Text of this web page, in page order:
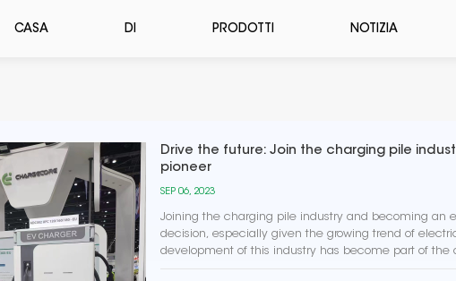
CASA DI PRODOTTI NOTIZIA
Drive the future: Join the charging pile
pioneer
SEP 06, 2023
Joining the charging pile industry and becoming an
decision, especially given the growing trend of
development of this industry has become part of the
renewable energy sources, while also helping to red...